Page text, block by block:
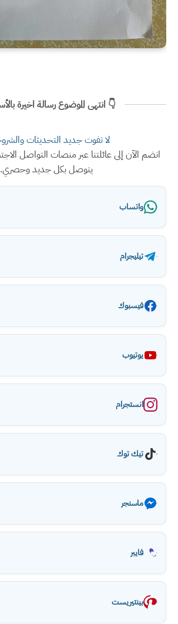
👇 انتهى الموضوع رسالة اخيرة
لا تفوت جديد التحديثات
انضم الآن إلى عائلتنا عبر منصات التواصل
يتوصل بكل جديد وحصري.
واتساب
تيليجرام
فيسبوك
يوتيوب
انستجرام
تيك توك
ماسنجر
فايبر
بينتيريست